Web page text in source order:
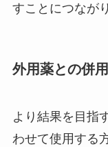
すことにつなが
外用薬との併
より結果を目指
わせて使用する